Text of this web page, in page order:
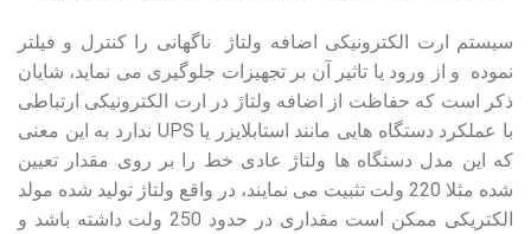
سیستم ارت الکترونیکی اضافه ولتاژ ناگهانی را کنترل و فیلتر
نموده و از ورود یا تاثیر آن بر تجهیزات جلوگیری می نماید، شایان
ذکر است که حفاظت از اضافه ولتاژ در ارت الکترونیکی ارتباطی
با عملکرد دستگاه هایی مانند استابلایزر یا UPS ندارد به این معنی
که این مدل دستگاه ها ولتاژ عادی خط را بر روی مقدار تعیین
شده مثلا 220 ولت تثبیت می نمایند، در واقع ولتاژ تولید شده مولد
الکتریکی ممکن است مقداری در حدود 250 ولت داشته باشد و